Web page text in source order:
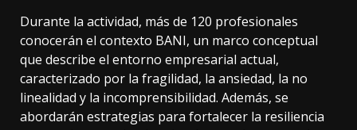
Durante la actividad, más de 120 profesionales
conocerán el contexto BANI, un marco conceptual
que describe el entorno empresarial actual,
caracterizado por la fragilidad, la ansiedad, la no
linealidad y la incomprensibilidad. Además, se
abordarán estrategias para fortalecer la resiliencia